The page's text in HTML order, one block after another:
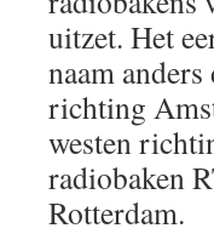
uitzet. Het
naam
richting
westen
radiobaken
Rotterdam.